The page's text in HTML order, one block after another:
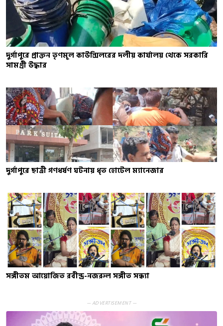
দুর্গাপুরে প্রাক্তন তৃণমূল কাউন্সিলরের দলীয় কার্যালয় থেকে সরকারি
সামগ্রী উদ্ধার
দুর্গাপুরে ছাত্রী গণধর্ষণ ঘটনায় ধৃত হোটেল ম্যানেজার
সঙ্গীতম আয়োজিত রবীন্দ্র-নজরুল সঙ্গীত সন্ধ্যা
— ADVERTISEMENT —